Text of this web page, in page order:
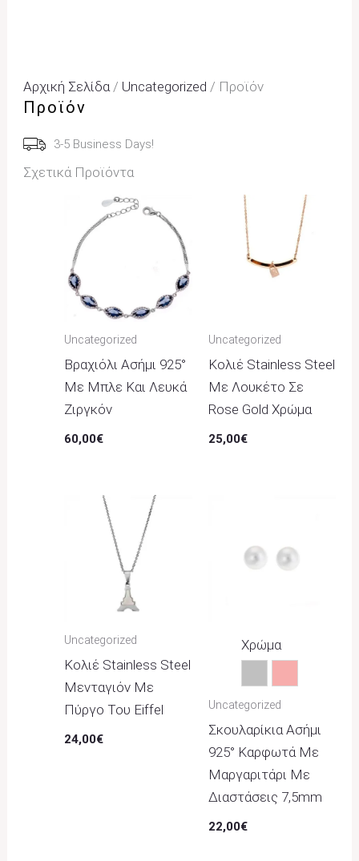
Αρχική Σελίδα / Uncategorized / Προϊόν
Προϊόν
3-5 Business Days!
Σχετικά Προϊόντα
Uncategorized
Βραχιόλι Ασήμι 925°
Με Μπλε Και Λευκά
Ζιργκόν
60,00€
Uncategorized
Κολιέ Stainless Steel
Με Λουκέτο Σε
Rose Gold Χρώμα
25,00€
Uncategorized
Κολιέ Stainless Steel
Μενταγιόν Με
Πύργο Του Eiffel
24,00€
Χρώμα
ΑσημίΡοζ
Uncategorized
Σκουλαρίκια Ασήμι
925° Καρφωτά Με
Μαργαριτάρι Με
Διαστάσεις 7,5mm
22,00€